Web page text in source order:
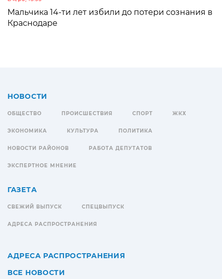
Мальчика 14-ти лет избили до потери сознания в
Краснодаре
НОВОСТИ
ОБЩЕСТВО ПРОИСШЕСТВИЯ СПОРТ ЖКХ
ЭКОНОМИКА КУЛЬТУРА ПОЛИТИКА
НОВОСТИ РАЙОНОВ РАБОТА ДЕПУТАТОВ
ЭКСПЕРТНОЕ МНЕНИЕ
ГАЗЕТА
СВЕЖИЙ ВЫПУСК СПЕЦВЫПУСК
АДРЕСА РАСПРОСТРАНЕНИЯ
АДРЕСА РАСПРОСТРАНЕНИЯ
ВСЕ НОВОСТИ